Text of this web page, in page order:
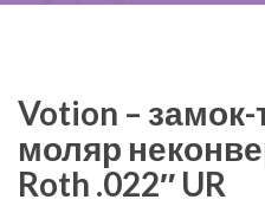
Votion – замок-
моляр
Roth .022″ UR